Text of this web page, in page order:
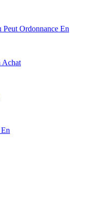
Peut Ordonnance En
Achat